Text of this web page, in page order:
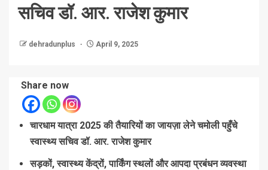
सचिव डॉ. आर. राजेश कुमार
dehradunplus April 9, 2025
Share now
चारधाम यात्रा 2025 की तैयारियों का जायज़ा लेने चमोली पहुँचे
स्वास्थ्य सचिव डॉ. आर. राजेश कुमार
सड़कों, स्वास्थ्य केंद्रों, पार्किंग स्थलों और आपदा प्रबंधन व्यवस्था